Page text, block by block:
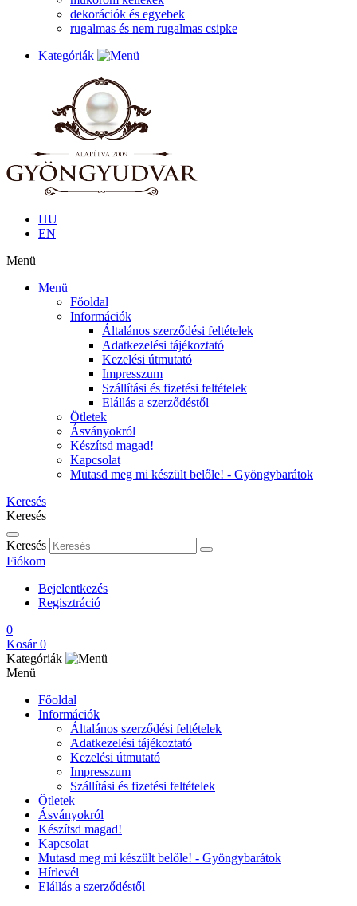
dekorációk és egyebek
rugalmas és nem rugalmas csipke
Kategóriák
HU
EN
Menü
Menü
Főoldal
Információk
Általános szerződési feltételek
Adatkezelési tájékoztató
Kezelési útmutató
Impresszum
Szállítási és fizetési feltételek
Elállás a szerződéstől
Ötletek
Ásványokról
Készítsd magad!
Kapcsolat
Mutasd meg mi készült belőle! - Gyöngybarátok
Keresés
Keresés
Keresés
Fiókom
Bejelentkezés
Regisztráció
0
Kosár 0
Kategóriák
Menü
Főoldal
Információk
Általános szerződési feltételek
Adatkezelési tájékoztató
Kezelési útmutató
Impresszum
Szállítási és fizetési feltételek
Ötletek
Ásványokról
Készítsd magad!
Kapcsolat
Mutasd meg mi készült belőle! - Gyöngybarátok
Hírlevél
Elállás a szerződéstől